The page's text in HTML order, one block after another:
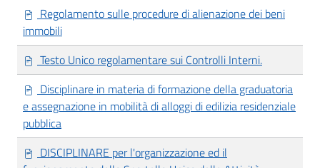
Regolamento sulle procedure di alienazione dei beni
immobili
Testo Unico regolamentare sui Controlli Interni.
Disciplinare in materia di formazione della graduatoria
e assegnazione in mobilità di alloggi di edilizia residenziale
pubblica
DISCIPLINARE per l'organizzazione ed il